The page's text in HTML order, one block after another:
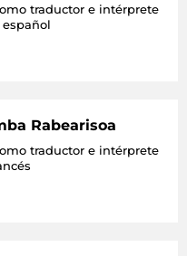
traductor e intérprete
Rabearisoa
traductor e intérprete